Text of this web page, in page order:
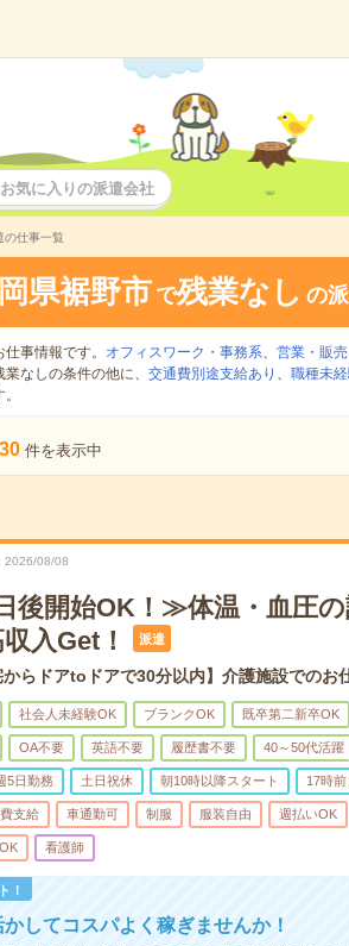
お気に入りの派遣会社
の仕事一覧
県裾野市 で残業なし の
事情報です。 オフィスワーク・事務系、 営業・販
なしの条件の他に、 交通費別途支給あり 、 職種未
30 件を表示中
2026/08/08
後開始OK！≫体温・血圧
入Get！
派遣
からドアtoドアで30分以内】介護施設でのお
社会人未経験OK ブランクOK 既卒第二新卒OK
OA不要 英語不要 履歴書不要 40～50代活躍
5日勤務 土日祝休 朝10時以降スタート 17時
支給 車通勤可 制服 服装自由 週払いOK
看護師
！
してコスパよく稼ぎませんか！